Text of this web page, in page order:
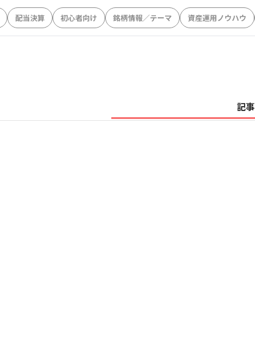
配当決算 初心者向け 銘柄情報／テーマ 資産運用ノウハウ
記事